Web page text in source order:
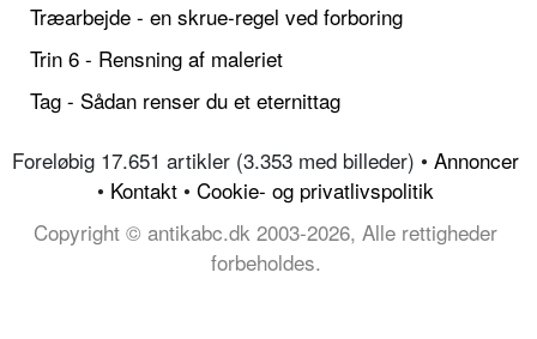
Træarbejde - en skrue-regel ved forboring
Trin 6 - Rensning af maleriet
Tag - Sådan renser du et eternittag
Foreløbig 17.651 artikler (3.353 med billeder) • Annoncer
• Kontakt • Cookie- og privatlivspolitik
Copyright © antikabc.dk 2003-2026, Alle rettigheder
forbeholdes.